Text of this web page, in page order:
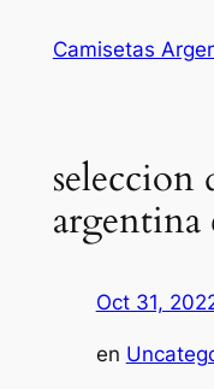
Camisetas
seleccion
argentina
Oct 31,
en